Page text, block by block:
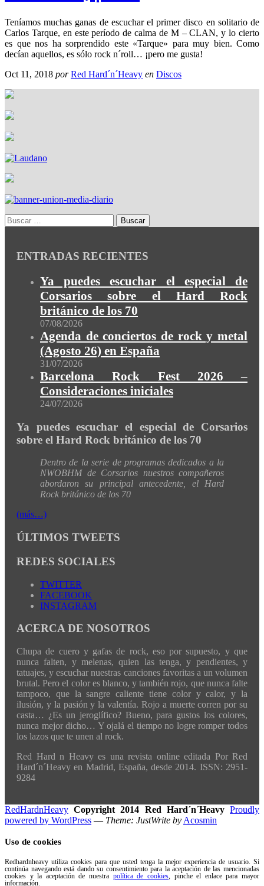
Teníamos muchas ganas de escuchar el primer disco en solitario de
Carlos Tarque, en este período de calma de M – CLAN, y lo cierto
es que nos ha sorprendido este «Tarque» para muy bien. Como
decían aquellos, es sólo rock n´roll… ¡pero me gusta!
Oct 11, 2018 por Red Hard´n´Heavy en Discos
ENTRADAS RECIENTES
Ya puedes escuchar el especial de
Corsarios sobre el Hard Rock
británico de los 70
07/08/2026
Agenda de conciertos de rock y metal
(Agosto 26) en España
31/07/2026
Barcelona Rock Fest 2026 –
Consideraciones iniciales
24/07/2026
Ya puedes escuchar el especial de Corsarios
sobre el Hard Rock británico de los 70
Dentro de la serie de programas dedicados a la
NWOBHM de Corsarios nuestros compañeros
abordaron su principal antecedente, el Hard
Rock británico de los 70
(más…)
ÚLTIMOS TWEETS
REDES SOCIALES
TWITTER
FACEBOOK
INSTAGRAM
ACERCA DE NOSOTROS
Chupa de cuero y gafas de rock, eso por supuesto, y que
nunca falten, y melenas, quien las tenga, y pendientes, y
tatuajes, y escuchar nuestras canciones favoritas a un volumen
brutal. Pero el color es blanco, y también rojo, que nunca falte
tampoco, que la sangre caliente tiene color y calor, y la
ilusión, y la pasión y la valentía. Rojo a muerte corren por su
casta… ¿Es un jeroglífico? Bueno, para gustos los colores,
nunca mejor dicho… Y ojalá el tiempo no logre romper todos
los lazos que te unen al rock.
Red Hard n Heavy es una revista online editada Por Red
Hard´n´Heavy en Madrid, España, desde 2014. ISSN: 2951-
9284
RedHardnHeavy Copyright 2014 Red Hard´n´Heavy Proudly
powered by WordPress — Theme: JustWrite by Acosmin
Uso de cookies
Redhardnheavy utiliza cookies para que usted tenga la mejor experiencia de usuario. Si
continúa navegando está dando su consentimiento para la aceptación de las mencionadas
cookies y la aceptación de nuestra política de cookies, pinche el enlace para mayor
información.